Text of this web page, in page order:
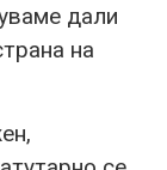
дали
на